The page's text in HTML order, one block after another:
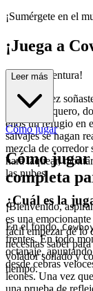
¡Sumérgete en el
¡Juega a
a nueva aventura!
¿Alguna vez
valiente vaquero,
ellos un refugio en
salvajes se hagan
mezcla de corredor
hará laquear,
las nubes.
¿Cuál es la
En el fondo,
frentes. En todo
octanaje,
desde cebras
leones. Una vez
Leer más
Cómo jugar
Cómo
completa
¡Bienvenido,
es una
fácil empezar de lo
necesitas saber
volador soñado y
tiempo.